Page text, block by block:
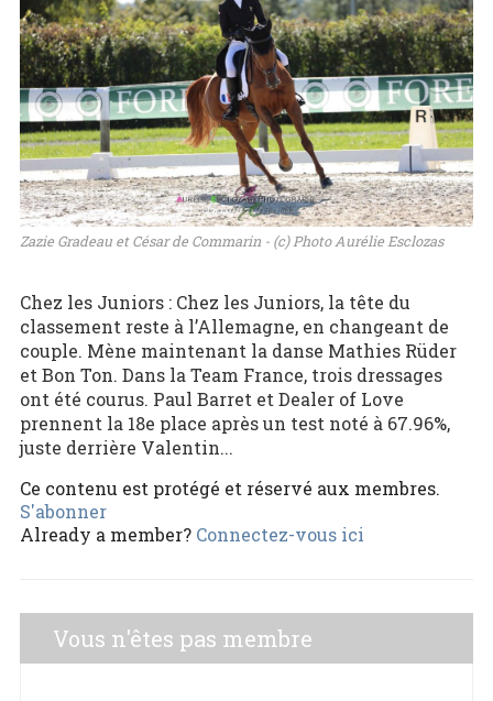
Zazie Gradeau et César de Commarin - (c) Photo Aurélie Esclozas
Chez les Juniors : Chez les Juniors, la tête du
classement reste à l’Allemagne, en changeant de
couple. Mène maintenant la danse Mathies Rüder
et Bon Ton. Dans la Team France, trois dressages
ont été courus. Paul Barret et Dealer of Love
prennent la 18e place après un test noté à 67.96%,
juste derrière Valentin...
Ce contenu est protégé et réservé aux membres.
S'abonner
Already a member? Connectez-vous ici
Vous n'êtes pas membre